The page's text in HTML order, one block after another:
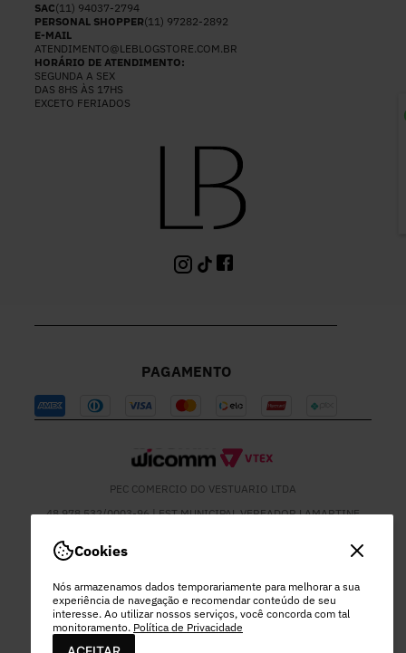
Cookies
Nós armazenamos dados temporariamente para melhorar a sua
experiência de navegação e recomendar conteúdo de seu
interesse. Ao utilizar nossos serviços, você concorda com tal
monitoramento. Política de Privacidade
SAC(11) 94037-2794
PERSONAL SHOPPER(11) 97282-2892
E-MAIL
ATENDIMENTO@LEBLOGSTORE.COM.BR
HORÁRIO DE ATENDIMENTO:
SEGUNDA A SEX
DAS 8HS ÀS 17HS
EXCETO FERIADOS
PAGAMENTO
PEC COMERCIO DO VESTUARIO LTDA
48.978.532/0003-96 | EST MUNICIPAL VEREADOR LAMARTINE